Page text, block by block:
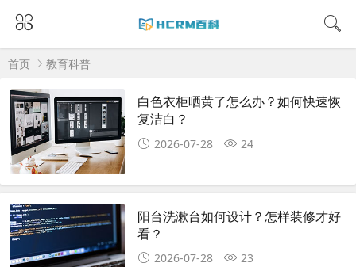
首页 教育科普
白色衣柜晒黄了怎么办？如何快速恢
复洁白？
2026-07-28 24
阳台洗漱台如何设计？怎样装修才好
看？
2026-07-28 23